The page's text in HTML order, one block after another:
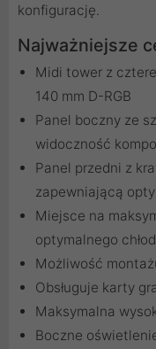
konfigurację.
Najważniejsze
Midi tower z
140 mm D-RGB
Panel boczny ze
widoczność
Panel przedni z
zapewniającą
Miejsce na
optymalnego
Możliwość
Obsługuje karty
Maksymalna
Boczne